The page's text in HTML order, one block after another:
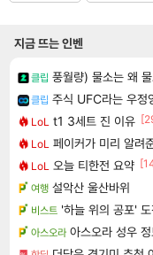
지금 뜨는 인벤
클립 풍월량) 물소는 왜 물
클립 주식 UFC라는 우정
LoL t1 3세트 진 이유
LoL 페이커가 미리 알려
LoL 오늘 티한전 요약
여행 설악산 울산바위
비스트 '하늘 위의 공포'
아스오라 아스오라 성우